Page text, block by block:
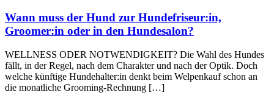
Wann muss der Hund zur Hundefriseur:in,
Groomer:in oder in den Hundesalon?
WELLNESS ODER NOTWENDIGKEIT? Die Wahl des Hundes
fällt, in der Regel, nach dem Charakter und nach der Optik. Doch
welche künftige Hundehalter:in denkt beim Welpenkauf schon an
die monatliche Grooming-Rechnung […]